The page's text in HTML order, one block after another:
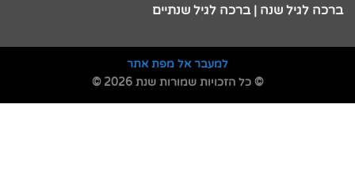
ברכה לגיל שנה | ברכה לגיל שנתיים
למעבר אל מפת אתר
© כל הזכויות שמורות שנת 2026 ©